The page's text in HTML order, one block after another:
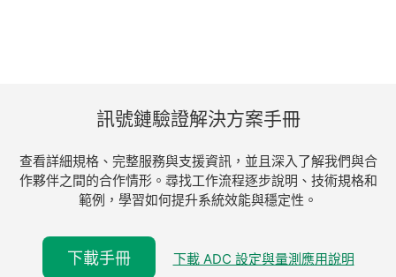
訊號鏈驗證解決方案手冊
查看詳細規格、完整服務與支援資訊，並且深入了解我們與合
作夥伴之間的合作情形。尋找工作流程逐步說明、技術規格和
範例，學習如何提升系統效能與穩定性。
下載手冊 下載 ADC 設定與量測應用說明